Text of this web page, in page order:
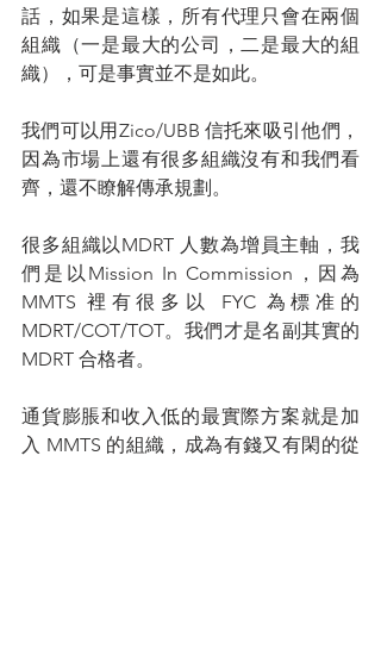
話，如果是這樣，所有代理只會在兩個
組織（一是最大的公司，二是最大的組
織），可是事實並不是如此。
我們可以用Zico/UBB 信托來吸引他們，
因為市場上還有很多組織沒有和我們看
齊，還不瞭解傳承規劃。
很多組織以MDRT 人數為增員主軸，我
們是以Mission In Commission，因為
MMTS 裡有很多以 FYC 為標准的
MDRT/COT/TOT。我們才是名副其實的
MDRT 合格者。
通貨膨脹和收入低的最實際方案就是加
入 MMTS 的組織，成為有錢又有閑的從